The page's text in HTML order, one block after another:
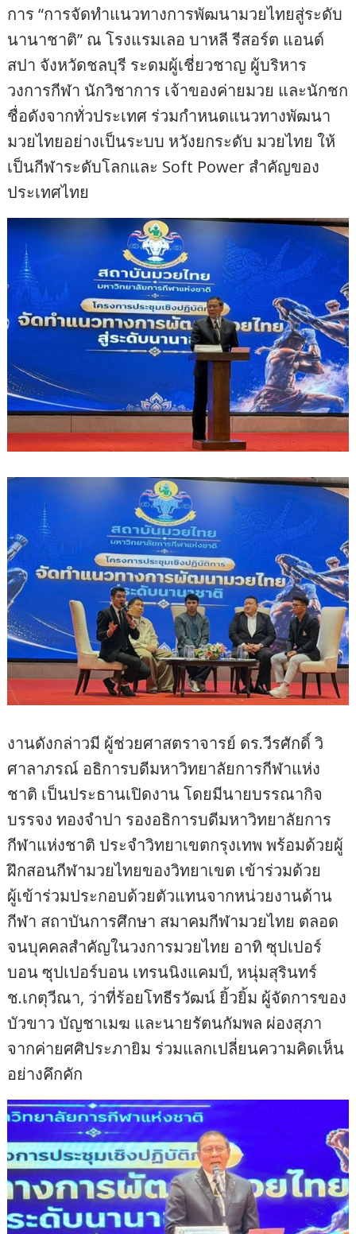
การ “การจัดทำแนวทางการพัฒนามวยไทยสู่ระดับ
นานาชาติ” ณ โรงแรมเลอ บาหลี รีสอร์ต แอนด์
สปา จังหวัดชลบุรี ระดมผู้เชี่ยวชาญ ผู้บริหาร
วงการกีฬา นักวิชาการ เจ้าของค่ายมวย และนักชก
ชื่อดังจากทั่วประเทศ ร่วมกำหนดแนวทางพัฒนา
มวยไทยอย่างเป็นระบบ หวังยกระดับ มวยไทย ให้
เป็นกีฬาระดับโลกและ Soft Power สำคัญของ
ประเทศไทย
งานดังกล่าวมี ผู้ช่วยศาสตราจารย์ ดร.วีรศักดิ์ วิ
ศาลาภรณ์ อธิการบดีมหาวิทยาลัยการกีฬาแห่ง
ชาติ เป็นประธานเปิดงาน โดยมีนายบรรณากิจ
บรรจง ทองจำปา รองอธิการบดีมหาวิทยาลัยการ
กีฬาแห่งชาติ ประจำวิทยาเขตกรุงเทพ พร้อมด้วยผู้
ฝึกสอนกีฬามวยไทยของวิทยาเขต เข้าร่วมด้วย
ผู้เข้าร่วมประกอบด้วยตัวแทนจากหน่วยงานด้าน
กีฬา สถาบันการศึกษา สมาคมกีฬามวยไทย ตลอด
จนบุคคลสำคัญในวงการมวยไทย อาทิ ซุปเปอร์
บอน ซุปเปอร์บอน เทรนนิงแคมป์, หนุ่มสุรินทร์
ช.เกตุวีณา, ว่าที่ร้อยโทธีรวัฒน์ ยิ้วยิ้ม ผู้จัดการของ
บัวขาว บัญชาเมฆ และนายรัตนกัมพล ผ่องสุภา
จากค่ายศศิประภายิม ร่วมแลกเปลี่ยนความคิดเห็น
อย่างคึกคัก